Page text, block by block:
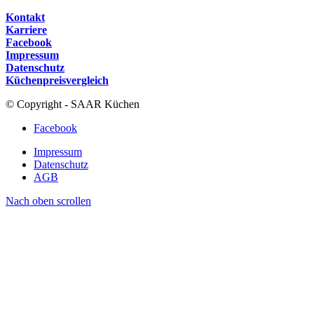
Kontakt
Karriere
Facebook
Impressum
Datenschutz
Küchenpreisvergleich
© Copyright - SAAR Küchen
Facebook
Impressum
Datenschutz
AGB
Nach oben scrollen